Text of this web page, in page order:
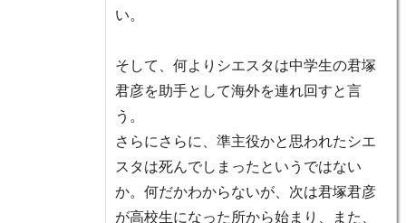
い。
そして、何よりシエスタは中学生の君塚
君彦を助手として海外を連れ回すと言
う。
さらにさらに、準主役かと思われたシエ
スタは死んでしまったというではない
か。何だかわからないが、次は君塚君彦
が高校生になった所から始まり、また、